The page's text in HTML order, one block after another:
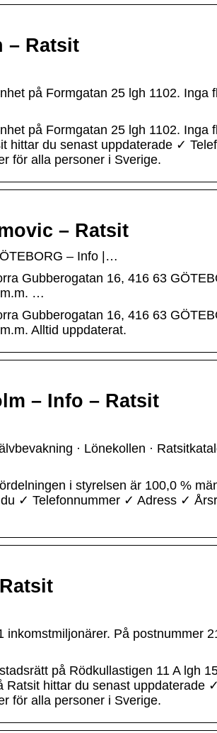
– Ratsit
på Formgatan 25 lgh 1102. Inga
på Formgatan 25 lgh 1102. Inga
hittar du senast uppdaterade ✓
för alla personer i Sverige.
– Ratsit
– Info |…
Gubberogatan 16, 416 63
…
Gubberogatan 16, 416 63
Alltid uppdaterat.
– Info – Ratsit
· Lönekollen ·
i styrelsen är 100,0 %
✓ Telefonnummer ✓ Adress ✓
På postnummer
på Rödkullastigen 11 A lgh
hittar du senast uppdaterade
för alla personer i Sverige.